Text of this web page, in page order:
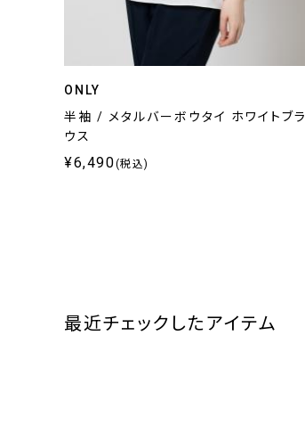
ONLY
半袖 / メタルバーボウタイ ホワイトブラ
ウス
¥6,490(税込)
最近チェックしたアイテム